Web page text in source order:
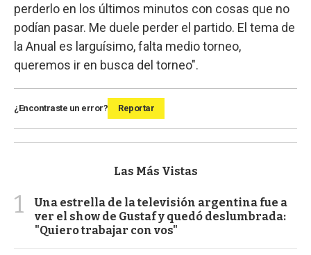
perderlo en los últimos minutos con cosas que no
podían pasar. Me duele perder el partido. El tema de
la Anual es larguísimo, falta medio torneo,
queremos ir en busca del torneo".
¿Encontraste un error? Reportar
Las Más Vistas
1
Una estrella de la televisión argentina fue a
ver el show de Gustaf y quedó deslumbrada:
"Quiero trabajar con vos"